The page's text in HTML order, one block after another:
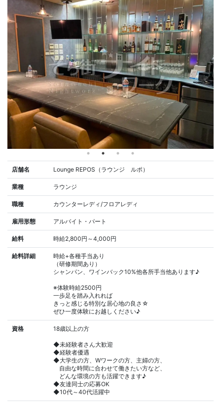
店舗名 Lounge REPOS（ラウンジ ルポ）
業種 ラウンジ
職種 カウンターレディ/フロアレディ
雇用形態 アルバイト・パート
給料 時給2,800円～4,000円
給料詳細
時給+各種手当あり
（研修期間あり）
シャンパン、ワインバック10%他各所手当他あります♪
※体験時給2500円
一歩足を踏み入れれば
きっと感じる特別な居心地の良さ☆
ぜひ一度体験にお越しください♪
資格 18歳以上の方
◆未経験者さん大歓迎
◆経験者優遇
◆大学生の方、Wワークの方、主婦の方、
自由な時間に合わせて働きたい方など、
どんな環境の方も活躍できます♪
◆友達同士の応募OK
◆10代～40代活躍中